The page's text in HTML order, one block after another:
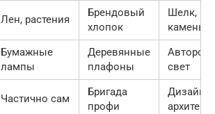
Лен, растения
Брендовый
хлопок
Шелк,
камень
Бумажные
лампы
Деревянные
плафоны
свет
Частично сам
Бригада
профи